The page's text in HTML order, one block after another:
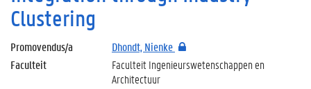
Clustering
Promovendus/a
Dhondt, Nienke
Faculteit
Faculteit Ingenieurswetenschappen en
Architectuur